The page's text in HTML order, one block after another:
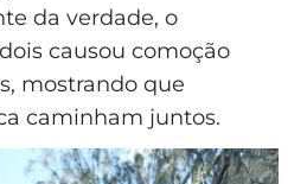
da verdade, o
causou comoção
mostrando que
caminham juntos.